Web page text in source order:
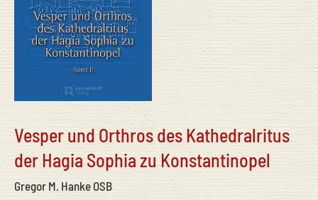
Vesper und Orthros des Kathedralritus
der Hagia Sophia zu Konstantinopel
Gregor M. Hanke OSB